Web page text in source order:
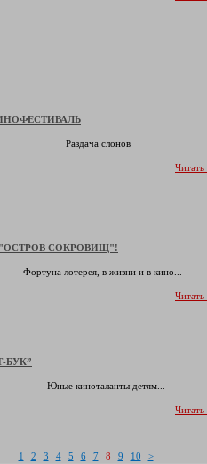
Раздача слонов
СОКРОВИЩ"!
Фортуна лотерея, в жизни и в кино...
БУК”
Юные киноталанты детям...
1 2 3 4 5 6 7 8 9 10 >